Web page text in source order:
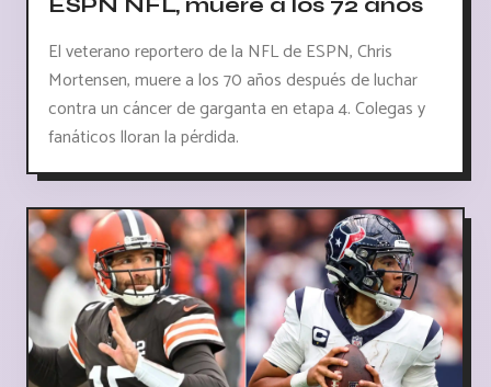
El veterano reportero de la NFL de ESPN, Chris
Mortensen, muere a los 70 años después de luchar
contra un cáncer de garganta en etapa 4. Colegas y
fanáticos lloran la pérdida.